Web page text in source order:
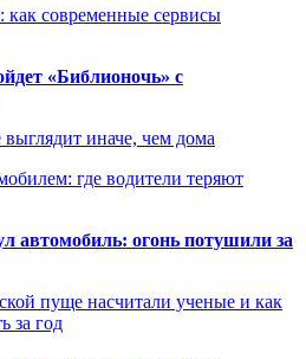
как современные сервисы
«Библионочь» с
иначе, чем дома
где водители теряют
автомобиль: огонь потушили за
пуще насчитали ученые и как
за год